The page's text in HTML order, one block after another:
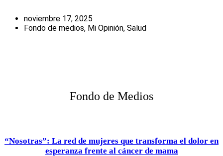
noviembre 17, 2025
Fondo de medios, Mi Opinión, Salud
Fondo de Medios
“Nosotras”: La red de mujeres que transforma el dolor en
esperanza frente al cáncer de mama